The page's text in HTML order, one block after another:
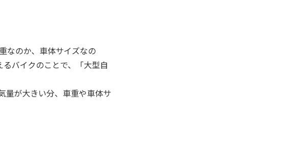
なのか、車体サイズなの
バイクのことで、「大型自
量が大きい分、車重や車体サ